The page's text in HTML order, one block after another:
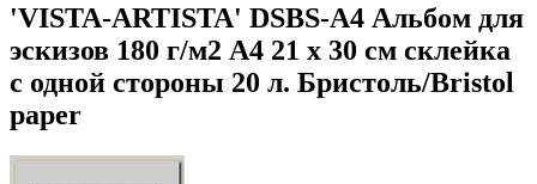
'VISTA-ARTISTA' DSBS-A4 Альбом для
эскизов 180 г/м2 A4 21 х 30 см склейка
с одной стороны 20 л. Бристоль/Bristol
paper